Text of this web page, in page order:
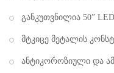
განკუთვნილია 50”
მტკიცე მეტალის
ანტიკოროზიული და